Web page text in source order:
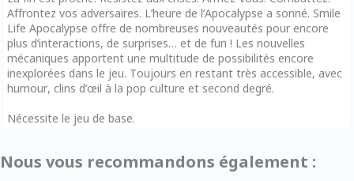
Affrontez vos adversaires. L’heure de l’Apocalypse a sonné. Smile
Life Apocalypse offre de nombreuses nouveautés pour encore
plus d’interactions, de surprises… et de fun ! Les nouvelles
mécaniques apportent une multitude de possibilités encore
inexplorées dans le jeu. Toujours en restant très accessible, avec
humour, clins d’œil à la pop culture et second degré.
Nécessite le jeu de base.
Nous vous recommandons également :